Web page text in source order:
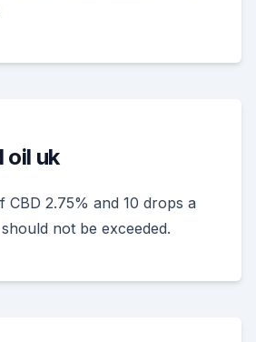
oil uk
CBD 2.75% and 10 drops a
not be exceeded.